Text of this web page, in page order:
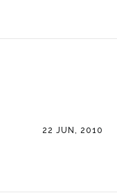
22 JUN, 2010